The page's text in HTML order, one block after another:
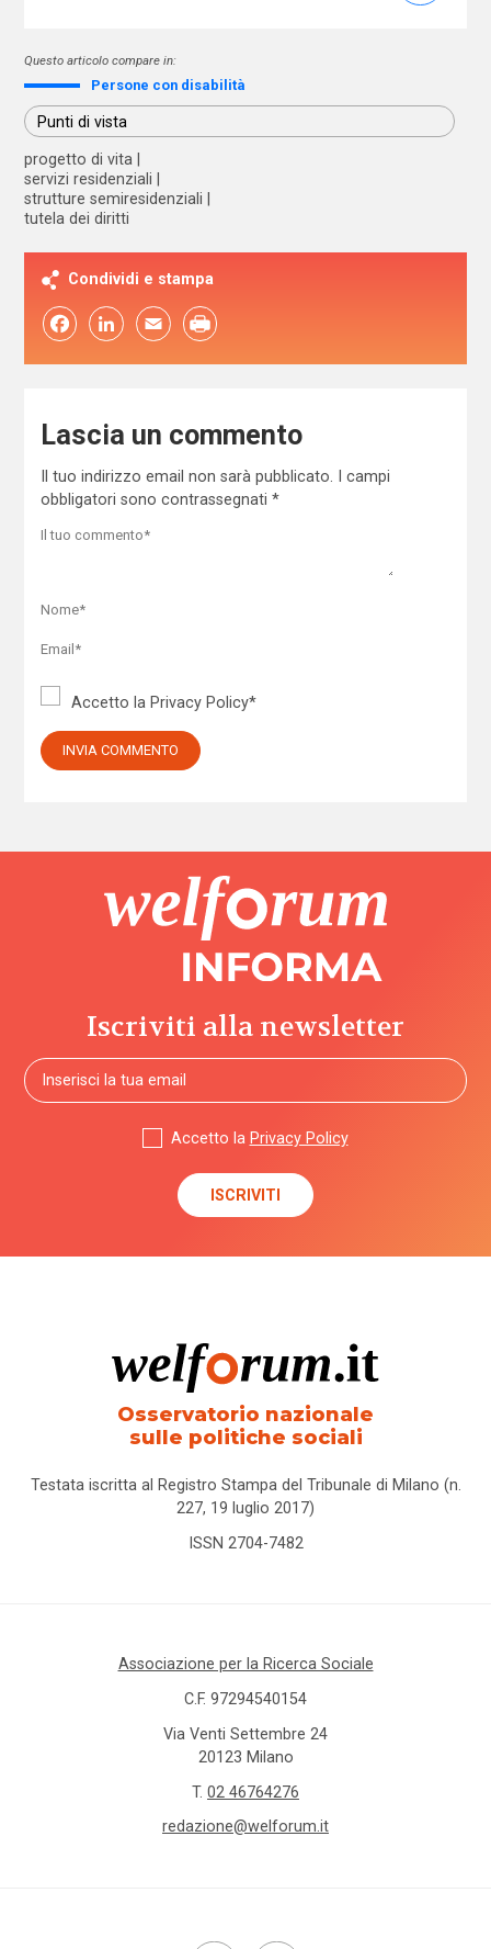
Questo articolo compare in:
Persone con disabilità
Punti di vista
progetto di vita
servizi residenziali
strutture semiresidenziali
tutela dei diritti
Condividi e stampa
FacebookLinkedIn Email
Lascia un commento
Il tuo indirizzo email non sarà pubblicato.
I campi
obbligatori sono contrassegnati *
Accetto la Privacy Policy*
Iscriviti alla newsletter
Accetto la Privacy Policy
Osservatorio nazionale
sulle politiche sociali
Testata iscritta al Registro Stampa del Tribunale di Milano (n.
227, 19 luglio 2017)
ISSN 2704-7482
Associazione per la Ricerca Sociale
C.F. 97294540154
Via Venti Settembre 24
20123 Milano
T. 02 46764276
redazione@welforum.it